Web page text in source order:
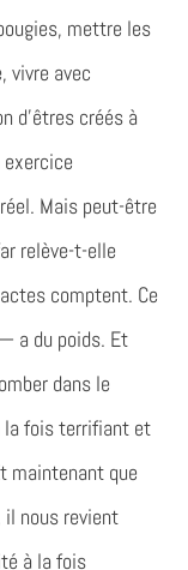
mettre les
avec
d’êtres créés à
exercice
Mais peut-être
relève-t-elle
comptent. Ce
a du poids. Et
dans le
la fois terrifiant et
maintenant que
il nous revient
à la fois